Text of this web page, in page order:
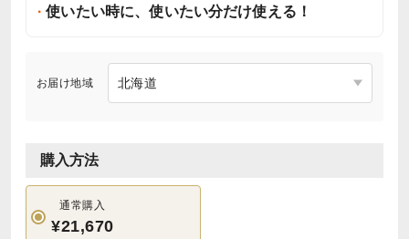
使いたい時に、使いたい分だけ使える！
お届け地域
購入方法
通常購入
¥21,670